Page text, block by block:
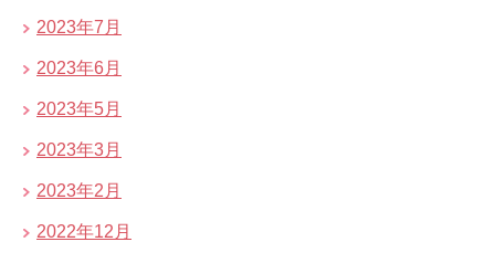
2023年7月
2023年6月
2023年5月
2023年3月
2023年2月
2022年12月